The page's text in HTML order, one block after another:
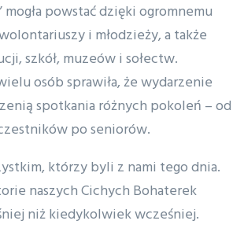
mogła powstać dzięki ogromnemu
i młodzieży, a także
szkół, muzeów i sołectw.
osób sprawiła, że wydarzenie
spotkania różnych pokoleń – od
po seniorów.
którzy byli z nami tego dnia.
naszych Cichych Bohaterek
niż kiedykolwiek wcześniej.